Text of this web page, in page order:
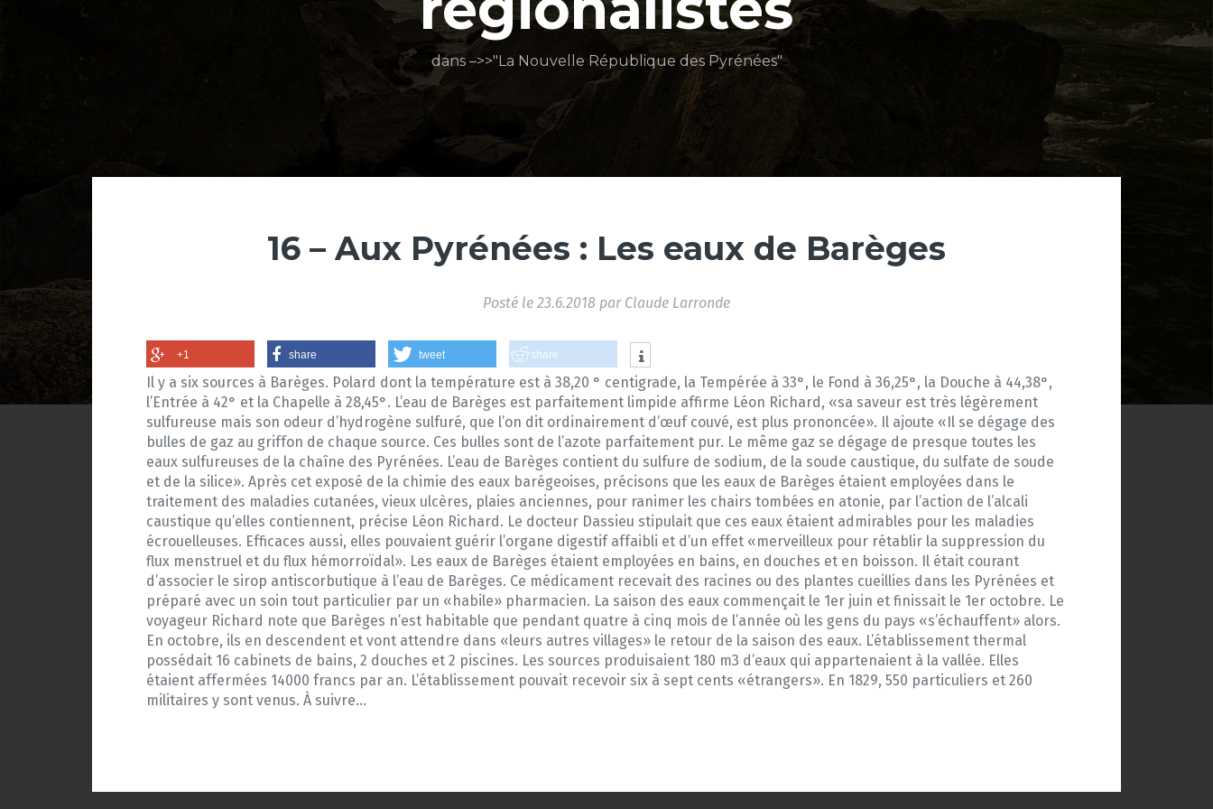
dans –>>"La Nouvelle République des Pyrénées"
16 – Aux Pyrénées : Les eaux de Barèges
Posté le 23.6.2018 par Claude Larronde
+1 share tweet share
Il y a six sources à Barèges. Polard dont la température est à 38,20 ° centigrade, la Tempérée à 33°, le Fond à 36,25°, la Douche à 44,38°,
l’Entrée à 42° et la Chapelle à 28,45°. L’eau de Barèges est parfaitement limpide affirme Léon Richard, «sa saveur est très légèrement
sulfureuse mais son odeur d’hydrogène sulfuré, que l’on dit ordinairement d’œuf couvé, est plus prononcée». Il ajoute «Il se dégage des
bulles de gaz au griffon de chaque source. Ces bulles sont de l’azote parfaitement pur. Le même gaz se dégage de presque toutes les
eaux sulfureuses de la chaîne des Pyrénées. L’eau de Barèges contient du sulfure de sodium, de la soude caustique, du sulfate de soude
et de la silice». Après cet exposé de la chimie des eaux barégeoises, précisons que les eaux de Barèges étaient employées dans le
traitement des maladies cutanées, vieux ulcères, plaies anciennes, pour ranimer les chairs tombées en atonie, par l’action de l’alcali
caustique qu’elles contiennent, précise Léon Richard. Le docteur Dassieu stipulait que ces eaux étaient admirables pour les maladies
écrouelleuses. Efficaces aussi, elles pouvaient guérir l’organe digestif affaibli et d’un effet «merveilleux pour rétablir la suppression du
flux menstruel et du flux hémorroïdal». Les eaux de Barèges étaient employées en bains, en douches et en boisson. Il était courant
d’associer le sirop antiscorbutique à l’eau de Barèges. Ce médicament recevait des racines ou des plantes cueillies dans les Pyrénées et
préparé avec un soin tout particulier par un «habile» pharmacien. La saison des eaux commençait le 1er juin et finissait le 1er octobre. Le
voyageur Richard note que Barèges n’est habitable que pendant quatre à cinq mois de l’année où les gens du pays «s’échauffent» alors.
En octobre, ils en descendent et vont attendre dans «leurs autres villages» le retour de la saison des eaux. L’établissement thermal
possédait 16 cabinets de bains, 2 douches et 2 piscines. Les sources produisaient 180 m3 d’eaux qui appartenaient à la vallée. Elles
étaient affermées 14000 francs par an. L’établissement pouvait recevoir six à sept cents «étrangers». En 1829, 550 particuliers et 260
militaires y sont venus. À suivre…